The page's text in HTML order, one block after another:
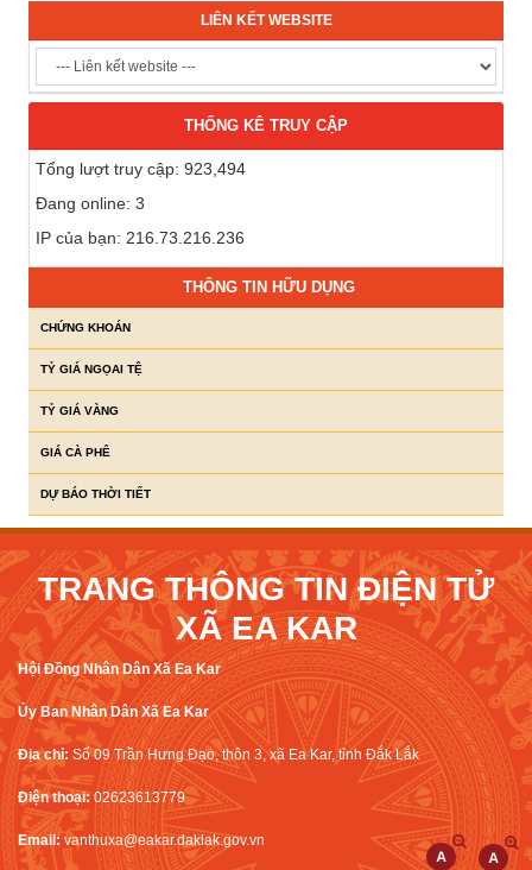
LIÊN KẾT WEBSITE
THỐNG KÊ TRUY CẬP
Tổng lượt truy cập: 923,494
Đang online: 3
IP của bạn: 216.73.216.236
THÔNG TIN HỮU DỤNG
CHỨNG KHOÁN
TỶ GIÁ NGỌAI TỆ
TỶ GIÁ VÀNG
GIÁ CÀ PHÊ
DỰ BÁO THỜI TIẾT
TRANG THÔNG TIN ĐIỆN TỬ
XÃ EA KAR
Hội Đồng Nhân Dân Xã Ea Kar
Ủy Ban Nhân Dân Xã Ea Kar
Địa chỉ: Số 09 Trần Hưng Đạo, thôn 3, xã Ea Kar, tỉnh Đắk Lắk
Điện thoại: 02623613779
Email: vanthuxa@eakar.daklak.gov.vn